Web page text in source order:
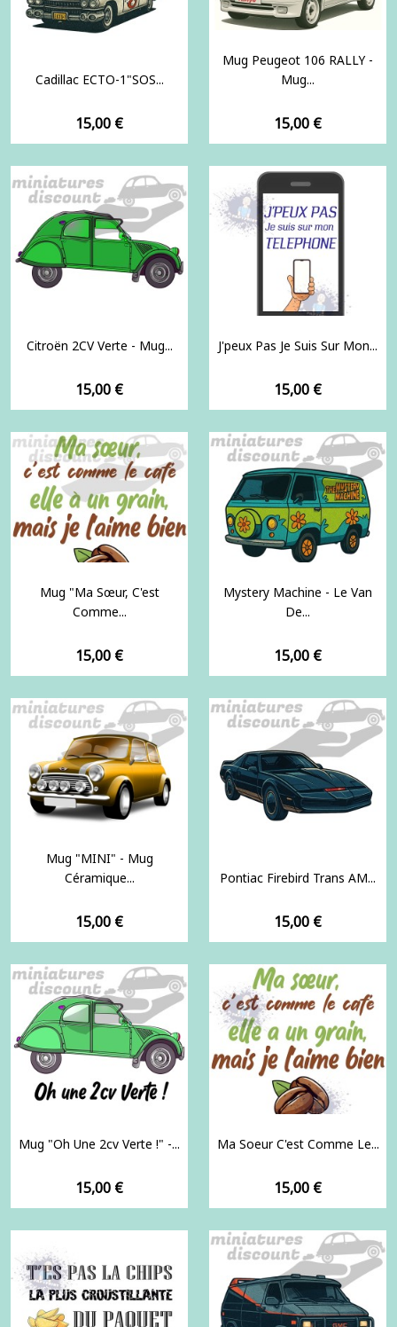
Cadillac ECTO-1"SOS...
Prix
15,00 €
Mug Peugeot 106 RALLY -
Mug...
Prix
15,00 €
Citroën 2CV Verte - Mug...
Prix
15,00 €
J'peux Pas Je Suis Sur Mon...
Prix
15,00 €
Mug "Ma Sœur, C'est
Comme...
Prix
15,00 €
Mystery Machine - Le Van
De...
Prix
15,00 €
Mug "MINI" - Mug
Céramique...
Prix
15,00 €
Pontiac Firebird Trans AM...
Prix
15,00 €
Mug "Oh Une 2cv Verte !" -...
Prix
15,00 €
Ma Soeur C'est Comme Le...
Prix
15,00 €